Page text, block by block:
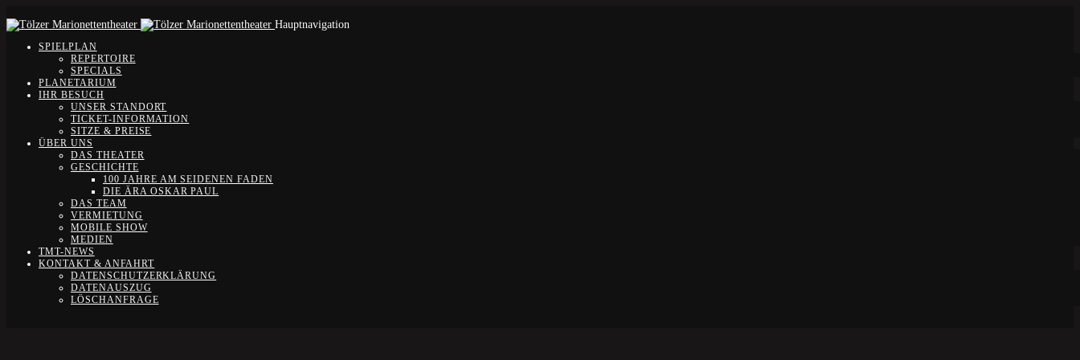
Hauptnavigation
SPIELPLAN
REPERTOIRE
SPECIALS
PLANETARIUM
IHR BESUCH
UNSER STANDORT
TICKET-INFORMATION
SITZE & PREISE
ÜBER UNS
DAS THEATER
GESCHICHTE
100 JAHRE AM SEIDENEN FADEN
DIE ÄRA OSKAR PAUL
DAS TEAM
VERMIETUNG
MOBILE SHOW
MEDIEN
TMT-NEWS
KONTAKT & ANFAHRT
DATENSCHUTZERKLÄRUNG
DATENAUSZUG
LÖSCHANFRAGE